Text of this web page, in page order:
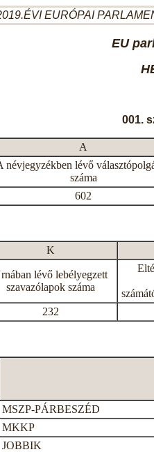
EURÓPAI
EU
001.
A
névjegyzékben lévő
száma
602
K
lévő lebélyegzett
szavazólapok száma
232
MSZP-PÁRBESZÉD
MKKP
JOBBIK